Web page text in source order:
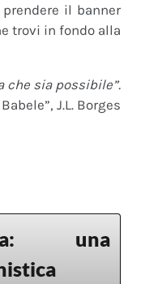
il banner
trovi in fondo alla
che sia possibile”.
J.L. Borges
una